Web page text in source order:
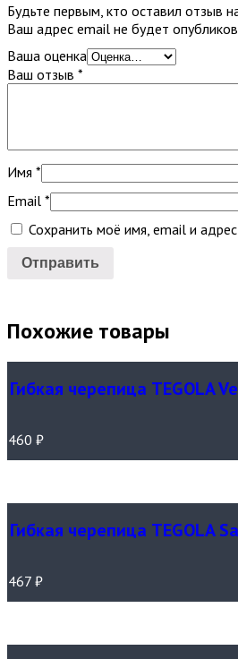
Будьте первым, кто оставил отзыв
Ваш адрес email не будет
Ваша оценка
Ваш отзыв *
Имя *
Email *
Сохранить моё имя, email и
Похожие товары
Гибкая черепица TEGOLA
460 ₽
Гибкая черепица TEGOLA
467 ₽